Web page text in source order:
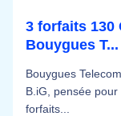
3 forfaits 130
Bouygues T...
Bouygues
B.iG, pensée
forfaits...